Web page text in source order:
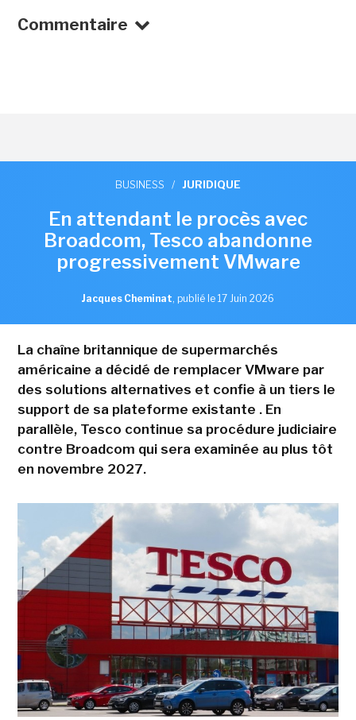
Commentaire
BUSINESS / JURIDIQUE
En attendant le procès avec
Broadcom, Tesco abandonne
progressivement VMware
Jacques Cheminat, publié le 17 Juin 2026
La chaîne britannique de supermarchés
américaine a décidé de remplacer VMware par
des solutions alternatives et confie à un tiers le
support de sa plateforme existante . En
parallèle, Tesco continue sa procédure judiciaire
contre Broadcom qui sera examinée au plus tôt
en novembre 2027.